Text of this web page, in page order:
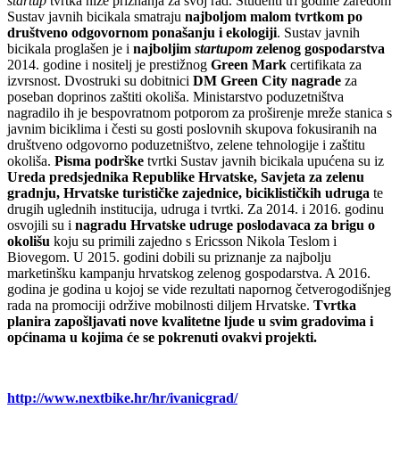
Sustav javnih bicikala smatraju najboljom malom tvrtkom po
društveno odgovornom ponašanju i ekologiji. Sustav javnih
bicikala proglašen je i najboljim startupom zelenog gospodarstva
2014. godine i nositelj je prestižnog Green Mark certifikata za
izvrsnost. Dvostruki su dobitnici DM Green City nagrade za
poseban doprinos zaštiti okoliša. Ministarstvo poduzetništva
nagradilo ih je bespovratnom potporom za proširenje mreže stanica s
javnim biciklima i česti su gosti poslovnih skupova fokusiranih na
društveno odgovorno poduzetništvo, zelene tehnologije i zaštitu
okoliša. Pisma podrške tvrtki Sustav javnih bicikala upućena su iz
Ureda predsjednika Republike Hrvatske, Savjeta za zelenu
gradnju, Hrvatske turističke zajednice, biciklističkih udruga te
drugih uglednih institucija, udruga i tvrtki. Za 2014. i 2016. godinu
osvojili su i nagradu Hrvatske udruge poslodavaca za brigu o
okolišu koju su primili zajedno s Ericsson Nikola Teslom i
Biovegom. U 2015. godini dobili su priznanje za najbolju
marketinšku kampanju hrvatskog zelenog gospodarstva. A 2016.
godina je godina u kojoj se vide rezultati napornog četverogodišnjeg
rada na promociji održive mobilnosti diljem Hrvatske. Tvrtka
planira zapošljavati nove kvalitetne ljude u svim gradovima i
općinama u kojima će se pokrenuti ovakvi projekti.
http://www.nextbike.hr/hr/ivanicgrad/